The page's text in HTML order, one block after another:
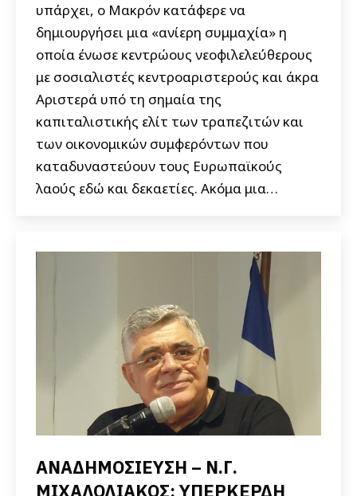
υπάρχει, ο Μακρόν κατάφερε να
δημιουργήσει μια «ανίερη συμμαχία» η
οποία ένωσε κεντρώους νεοφιλελεύθερους
με σοσιαλιστές κεντροαριστερούς και άκρα
Αριστερά υπό τη σημαία της
καπιταλιστικής ελίτ των τραπεζιτών και
των οικονομικών συμφερόντων που
καταδυναστεύουν τους Ευρωπαϊκούς
λαούς εδώ και δεκαετίες. Ακόμα μια…
ΑΝΑΔΗΜΟΣΙΕΥΣΗ – Ν.Γ.
ΜΙΧΑΛΟΛΙΑΚΟΣ: ΥΠΕΡΚΕΡΔΗ